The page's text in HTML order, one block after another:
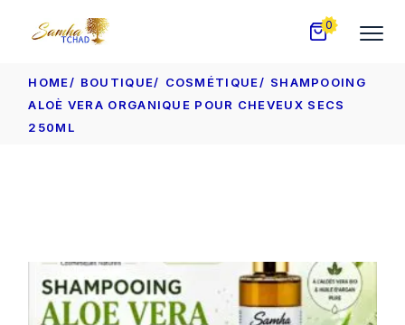
0
HOME BOUTIQUE COSMÉTIQUE
SHAMPOOING
ALOÈ VERA ORGANIQUE POUR CHEVEUX SECS
250ML